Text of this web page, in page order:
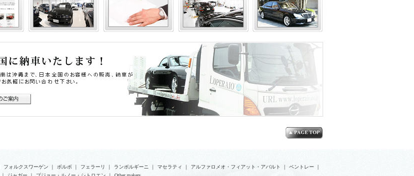
フォルクスワーゲン ｜ ボルボ ｜ フェラーリ ｜ ランボルギーニ ｜ マセラティ ｜ アルファロメオ・フィアット・アバルト ｜ ベントレー ｜